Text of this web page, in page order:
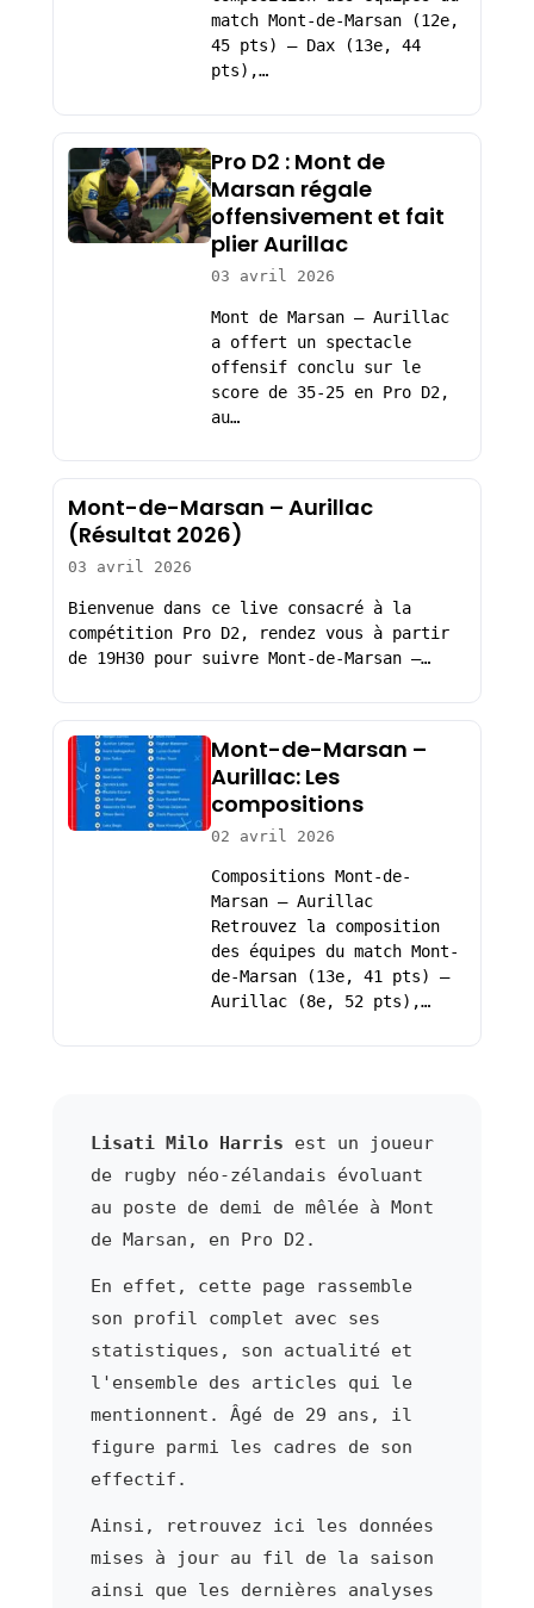
match Mont-de-Marsan (12e,
45 pts) – Dax (13e, 44
pts),…
Pro D2 : Mont de
Marsan régale
offensivement et fait
plier Aurillac
03 avril 2026
Mont de Marsan – Aurillac
a offert un spectacle
offensif conclu sur le
score de 35-25 en Pro D2,
au…
Mont-de-Marsan – Aurillac
(Résultat 2026)
03 avril 2026
Bienvenue dans ce live consacré à la
compétition Pro D2, rendez vous à partir
de 19H30 pour suivre Mont-de-Marsan –…
Mont-de-Marsan –
Aurillac: Les
compositions
02 avril 2026
Compositions Mont-de-
Marsan – Aurillac
Retrouvez la composition
des équipes du match Mont-
de-Marsan (13e, 41 pts) –
Aurillac (8e, 52 pts),…
Lisati Milo Harris est un joueur
de rugby néo-zélandais évoluant
au poste de demi de mêlée à Mont
de Marsan, en Pro D2.
En effet, cette page rassemble
son profil complet avec ses
statistiques, son actualité et
l'ensemble des articles qui le
mentionnent. Âgé de 29 ans, il
figure parmi les cadres de son
effectif.
Ainsi, retrouvez ici les données
mises à jour au fil de la saison
ainsi que les dernières analyses